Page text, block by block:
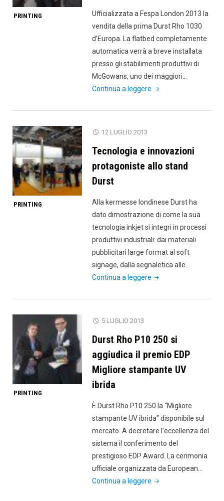
PRINTING
Ufficializzata a Fespa London 2013 la
vendita della prima Durst Rho 1030
d’Europa. La flatbed completamente
automatica verrà a breve installata
presso gli stabilimenti produttivi di
McGowans, uno dei maggiori…
Continua a leggere "Da
la
europea
di
PRINTING
12 LUGLIO 2013
Tecnologia e innovazioni
protagoniste allo stand
Durst
Alla kermesse londinese Durst ha
dato dimostrazione di come la sua
tecnologia inkjet si integri in processi
produttivi industriali: dai materiali
pubblicitari large format al soft
signage, dalla segnaletica alle…
Continua a leggere "Tecnologia
innovazioni
stand
Durst"
PRINTING
5 LUGLIO 2013
Durst Rho P10 250 si
aggiudica il premio EDP
Migliore stampante UV
ibrida
È Durst Rho P10 250 la “Migliore
stampante UV ibrida” disponibile sul
mercato. A decretare l’eccellenza del
sistema il conferimento del
prestigioso EDP Award. La cerimonia
ufficiale organizzata da European…
Continua a leggere "Durst